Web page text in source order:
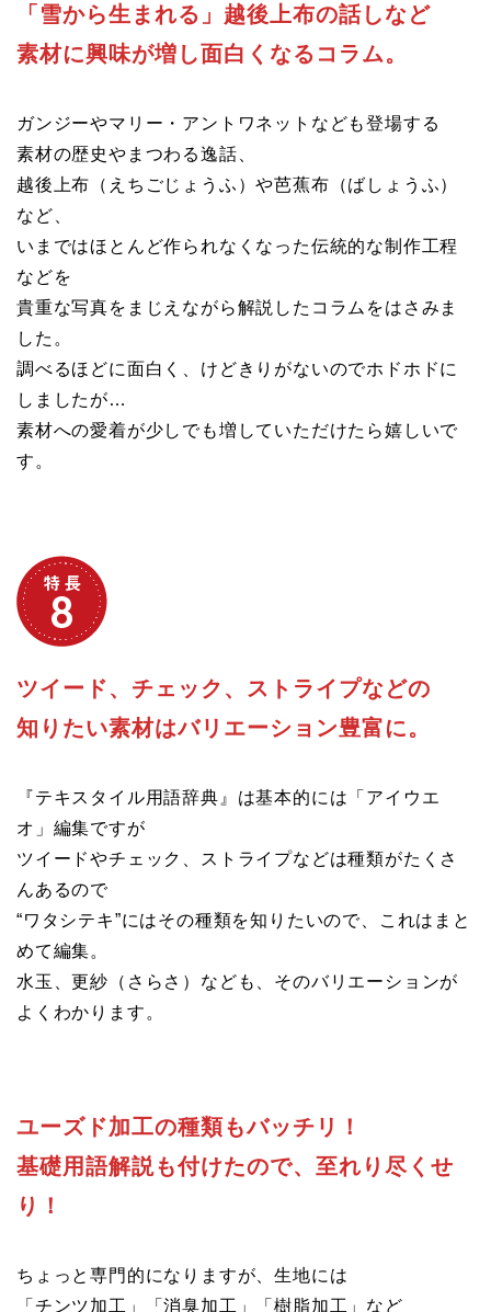
「雪から生まれる」越後上布の話しなど
素材に興味が増し面白くなるコラム。
ガンジーやマリー・アントワネットなども登場する
素材の歴史やまつわる逸話、
越後上布（えちごじょうふ）や芭蕉布（ばしょうふ）
など、
いまではほとんど作られなくなった伝統的な制作工程
などを
貴重な写真をまじえながら解説したコラムをはさみま
した。
調べるほどに面白く、けどきりがないのでホドホドに
しましたが…
素材への愛着が少しでも増していただけたら嬉しいで
す。
ツイード、チェック、ストライプなどの
知りたい素材はバリエーション豊富に。
『テキスタイル用語辞典』は基本的には「アイウエ
オ」編集ですが
ツイードやチェック、ストライプなどは種類がたくさ
んあるので
“ワタシテキ”にはその種類を知りたいので、これはまと
めて編集。
水玉、更紗（さらさ）なども、そのバリエーションが
よくわかります。
ユーズド加工の種類もバッチリ！
基礎用語解説も付けたので、至れり尽くせ
り！
ちょっと専門的になりますが、生地には
「チンツ加工」「消臭加工」「樹脂加工」など